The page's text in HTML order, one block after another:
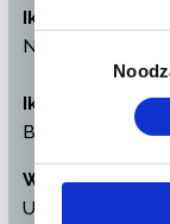
Ik heb geen
Neem
Ik ben mijn
Bent u uw
Waarom log ik
U heeft een